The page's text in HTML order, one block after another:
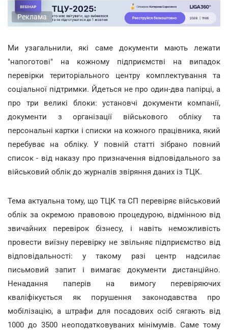
Реклама
Ми узагальнили, які саме документи мають лежати
"напоготові" на кожному підприємстві на випадок
перевірки територіального центру комплектування та
соціальної підтримки. Йдеться не про один-два папірці, а
про три великі блоки: установчі документи компанії,
документи з організації військового обліку та
персональні картки і списки на кожного працівника, який
перебуває на обліку. У повній статті зібрано повний
список - від наказу про призначення відповідального за
військовий облік до журналів звіряння даних із ТЦК.
Тема актуальна тому, що ТЦК та СП перевіряє військовий
облік за окремою правовою процедурою, відмінною від
звичайних перевірок бізнесу, і навіть неможливість
провести виїзну перевірку не звільняє підприємство від
відповідальності: у такому разі центр надсилає
письмовий запит і вимагає документи дистанційно.
Ненадання паперів на вимогу перевіряючих
кваліфікується як порушення законодавства про
мобілізацію, а штрафи для посадових осіб сягають від
1000 до 3500 неоподатковуваних мінімумів. Саме тому